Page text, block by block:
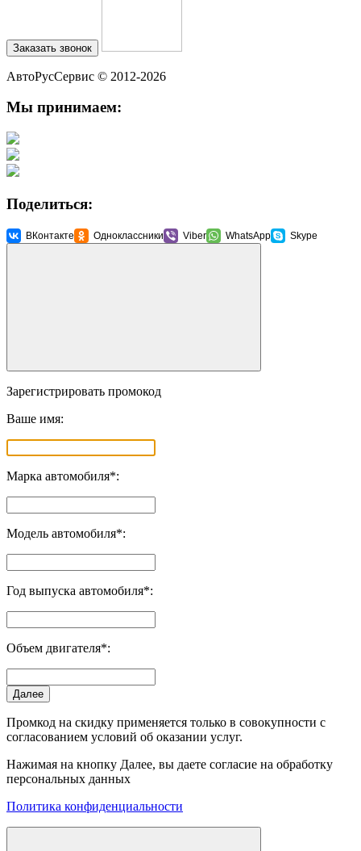
Заказать звонок
АвтоРусСервис © 2012-2026
Мы принимаем:
Поделиться:
ВКонтакте Одноклассники Viber WhatsApp Skype
Зарегистрировать промокод
Ваше имя:
Марка автомобиля*:
Модель автомобиля*:
Год выпуска автомобиля*:
Объем двигателя*:
Далее
Промкод на скидку применяется только в совокупности с
согласованием условий об оказании услуг.
Нажимая на кнопку Далее, вы даете согласие на обработку
персональных данных
Политика конфиденциальности